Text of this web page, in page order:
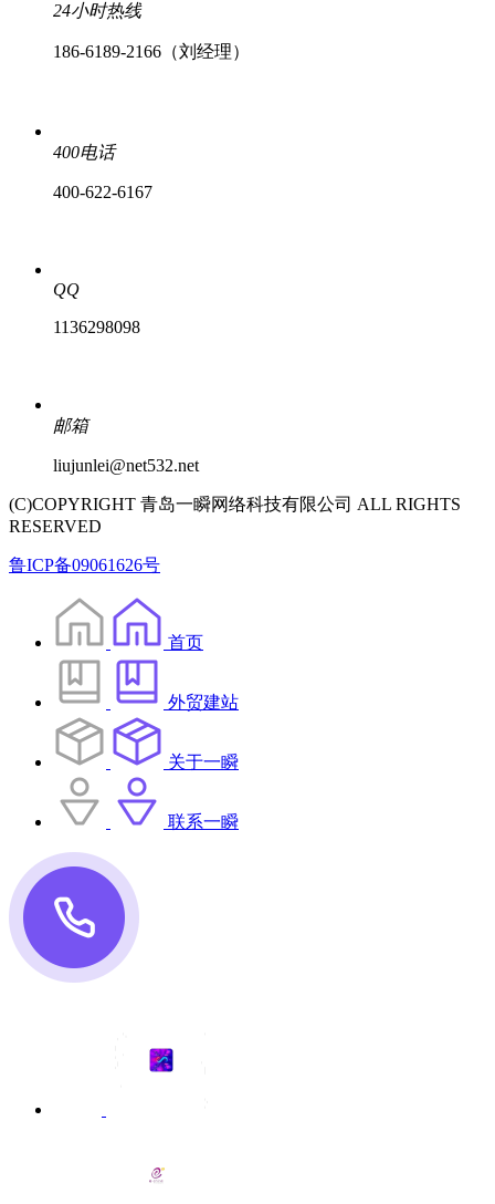
24小时热线
186-6189-2166（刘经理）
400电话
400-622-6167
QQ
1136298098
邮箱
liujunlei@net532.net
(C)COPYRIGHT 青岛一瞬网络科技有限公司 ALL RIGHTS
RESERVED
鲁ICP备09061626号
首页
外贸建站
关于一瞬
联系一瞬